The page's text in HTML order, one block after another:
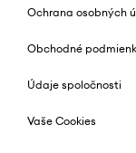
Ochrana osobných
Obchodné
Údaje spoločnosti
Vaše Cookies